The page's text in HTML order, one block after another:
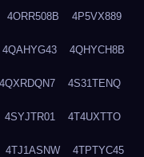
4ORR508B 4P5VX889
4QAHYG43 4QHYCH8B
4QXRDQN7 4S31TENQ
4SYJTR01 4T4UXTTO
4TJ1ASNW 4TPTYC45